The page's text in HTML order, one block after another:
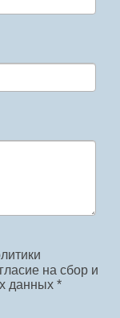
на сбор и
данных *